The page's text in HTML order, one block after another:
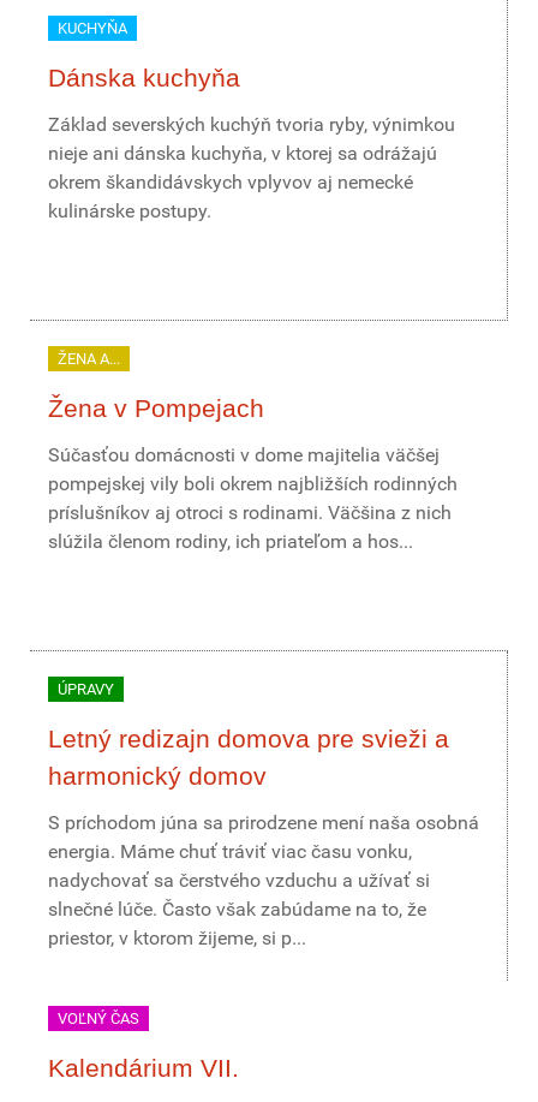
KUCHYŇA
Dánska kuchyňa
Základ severských kuchýň tvoria ryby, výnimkou
nieje ani dánska kuchyňa, v ktorej sa odrážajú
okrem škandidávskych vplyvov aj nemecké
kulinárske postupy.
ŽENA A...
Žena v Pompejach
Súčasťou domácnosti v dome majitelia väčšej
pompejskej vily boli okrem najbližších rodinných
príslušníkov aj otroci s rodinami. Väčšina z nich
slúžila členom rodiny, ich priateľom a hos...
ÚPRAVY
Letný redizajn domova pre svieži a
harmonický domov
S príchodom júna sa prirodzene mení naša osobná
energia. Máme chuť tráviť viac času vonku,
nadychovať sa čerstvého vzduchu a užívať si
slnečné lúče. Často však zabúdame na to, že
priestor, v ktorom žijeme, si p...
VOĽNÝ ČAS
Kalendárium VII.